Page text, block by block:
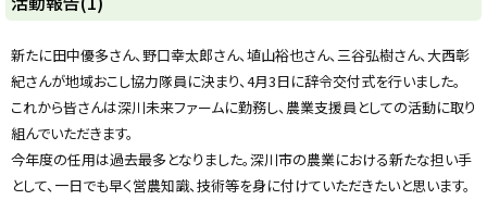
新たに田中優多さん、野口幸太郎さん、埴山裕也さん、三谷弘樹さん、大西彰
紀さんが地域おこし協力隊員に決まり、4月3日に辞令交付式を行いました。
これから皆さんは深川未来ファームに勤務し、農業支援員としての活動に取り
組んでいただきます。
今年度の任用は過去最多となりました。深川市の農業における新たな担い手
として、一日でも早く営農知識、技術等を身に付けていただきたいと思います。